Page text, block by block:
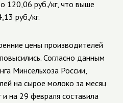
120,06 руб./кг, что выше
руб./кг.
цены производителей
Согласно данным
Минсельхоза России,
на сырое молоко за месяц
и на 29 февраля составила